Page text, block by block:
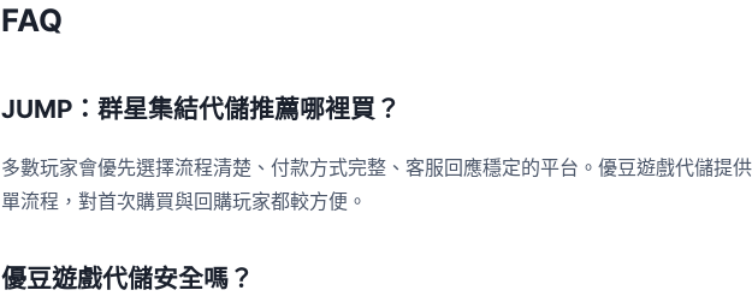
FAQ
JUMP：群星集結代儲推薦哪裡買？
多數玩家會優先選擇流程清楚、付款方式完整、客服回應穩定的平台。優豆遊戲代儲提
單流程，對首次購買與回購玩家都較方便。
優豆遊戲代儲安全嗎？